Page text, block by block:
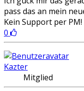
pass das an mein
Kein Support per PM!
0
Kazter
Mitglied